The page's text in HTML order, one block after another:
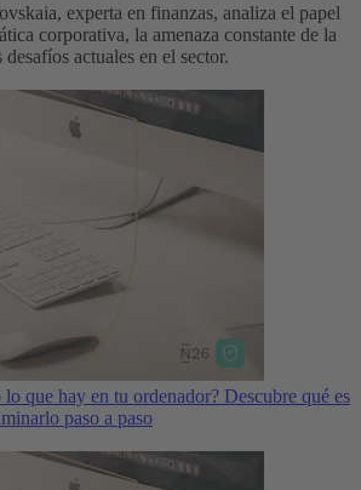
experta en finanzas, analiza el papel
corporativa, la amenaza constante de la
actuales en el sector.
lo que hay en tu ordenador? Descubre qué es
paso a paso